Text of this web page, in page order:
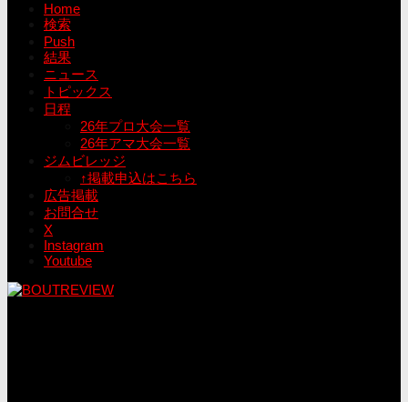
Home
検索
Push
結果
ニュース
トピックス
日程
26年プロ大会一覧
26年アマ大会一覧
ジムビレッジ
↑掲載申込はこちら
広告掲載
お問合せ
X
Instagram
Youtube